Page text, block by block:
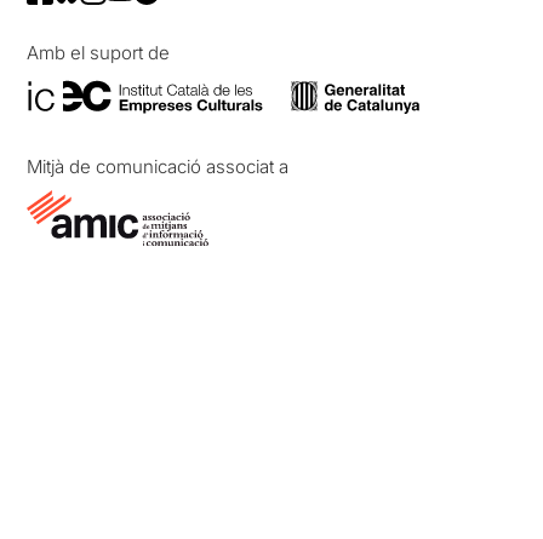
Amb el suport de
Mitjà de comunicació associat a